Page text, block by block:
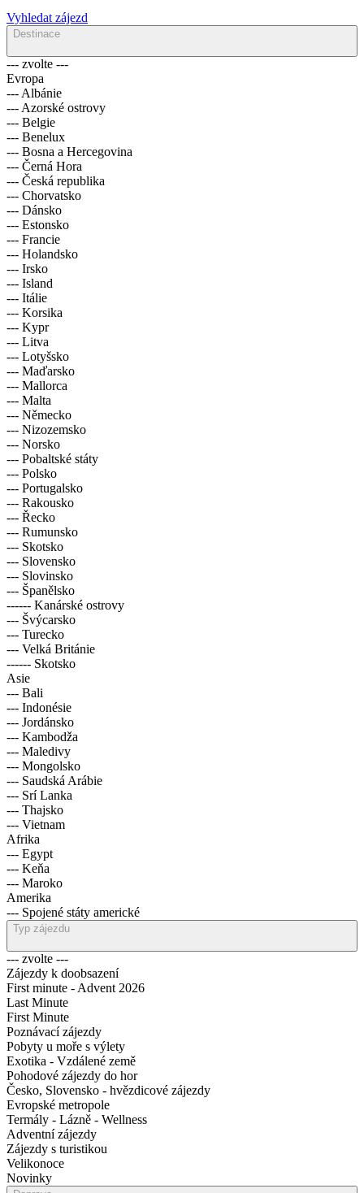
Vyhledat zájezd
--- zvolte ---
Evropa
--- Albánie
--- Azorské ostrovy
--- Belgie
--- Benelux
--- Bosna a Hercegovina
--- Černá Hora
--- Česká republika
--- Chorvatsko
--- Dánsko
--- Estonsko
--- Francie
--- Holandsko
--- Irsko
--- Island
--- Itálie
--- Korsika
--- Kypr
--- Litva
--- Lotyšsko
--- Maďarsko
--- Mallorca
--- Malta
--- Německo
--- Nizozemsko
--- Norsko
--- Pobaltské státy
--- Polsko
--- Portugalsko
--- Rakousko
--- Řecko
--- Rumunsko
--- Skotsko
--- Slovensko
--- Slovinsko
--- Španělsko
------ Kanárské ostrovy
--- Švýcarsko
--- Turecko
--- Velká Británie
------ Skotsko
Asie
--- Bali
--- Indonésie
--- Jordánsko
--- Kambodža
--- Maledivy
--- Mongolsko
--- Saudská Arábie
--- Srí Lanka
--- Thajsko
--- Vietnam
Afrika
--- Egypt
--- Keňa
--- Maroko
Amerika
--- Spojené státy americké
--- zvolte ---
Zájezdy k doobsazení
First minute - Advent 2026
Last Minute
First Minute
Poznávací zájezdy
Pobyty u moře s výlety
Exotika - Vzdálené země
Pohodové zájezdy do hor
Česko, Slovensko - hvězdicové zájezdy
Evropské metropole
Termály - Lázně - Wellness
Adventní zájezdy
Zájezdy s turistikou
Velikonoce